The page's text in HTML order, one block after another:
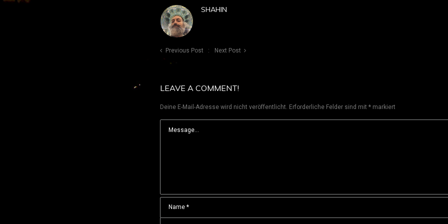
SHAHIN
Previous Post Next Post
LEAVE A COMMENT!
Deine E-Mail-Adresse wird nicht veröffentlicht. Erforderliche Felder sind mit * markiert